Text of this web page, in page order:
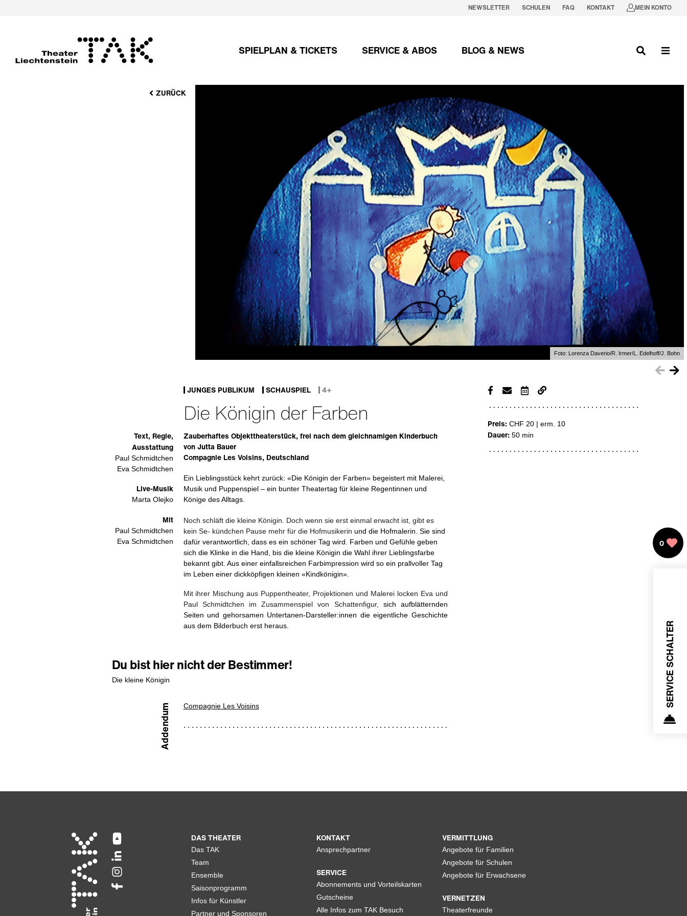
NEWSLETTER SCHULEN FAQ KONTAKT MEIN KONTO
SPIELPLAN & TICKETS SERVICE & ABOS BLOG & NEWS
ZURÜCK
Foto: Lorenza Daverio/R. Irmer/L. Edelhoff/J. Bohn
JUNGES PUBLIKUM SCHAUSPIEL 4+
Die Königin der Farben
Zauberhaftes Objekttheaterstück, frei nach dem gleichnamigen Kinderbuch
von Jutta Bauer
Compagnie Les Voisins, Deutschland
Ein Lieblingsstück kehrt zurück: «Die Königin der Farben» begeistert mit Malerei,
Musik und Puppenspiel – ein bunter Theatertag für kleine Regentin­nen und
Könige des Alltags.
Noch schläft die kleine Königin. Doch wenn sie erst einmal erwacht ist, gibt es
kein Se- kündchen Pause mehr für die Hofmusikerin und die Hofmalerin. Sie sind
dafür verantwortlich, dass es ein schöner Tag wird. Farben und Gefühle geben
sich die Klinke in die Hand, bis die kleine Königin die Wahl ihrer Lieblingsfarbe
bekannt gibt. Aus einer einfallsreichen Farbimpression wird so ein prallvoller Tag
im Leben einer dickköpfigen kleinen «Kindkönigin».
Mit ihrer Mischung aus Puppentheater, Projektionen und Malerei locken Eva und
Paul Schmidtchen im Zusammenspiel von Schattenfigur,
sich
aufblätternden
Seiten und gehorsamen Untertanen-Darsteller:innen die eigentliche Geschichte
aus dem Bilderbuch erst heraus.
Text, Regie,
Ausstattung
Paul Schmidtchen
Eva Schmidtchen
Live-Musik
Marta Olejko
Mit
Paul Schmidtchen
Eva Schmidtchen
Du bist hier nicht der Bestimmer!
Die kleine Königin
Addendum Compagnie Les Voisins
Preis: CHF 20 | erm. 10
Dauer: 50 min
SERVICE SCHALTER
0
DAS THEATER
Das TAK
Team
Ensemble
Saisonprogramm
Infos für Künstler
Partner und Sponsoren
KONTAKT
Ansprechpartner
SERVICE
Abonnements und Vorteilskarten
Gutscheine
Alle Infos zum TAK Besuch
VERMITTLUNG
Angebote für Familien
Angebote für Schulen
Angebote für Erwachsene
VERNETZEN
Theaterfreunde